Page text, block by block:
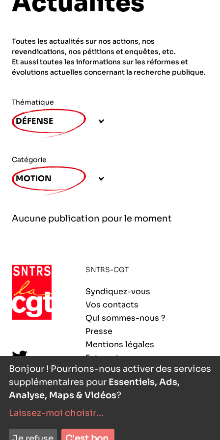
Fonction publique
Actions spécifiques
ORGANISMES
CNRS – Centre national de la recherche
scientifique
INRIA - Institut national de recherche en
INSERM – Institut national de la santé et de la
recherche médicale
développement
INED – Institut national d’études
démographiques
l’exploitation de la mer
AGENDA
PUBLICATIONS
ADHÉRER
Toutes les actualités sur nos actions, nos
revendications, nos pétitions et enquêtes, etc.
Et aussi toutes les informations sur les réformes et
évolutions actuelles concernant la recherche publique.
Thématique
DÉFENSE
Catégorie
MOTION
Aucune publication pour le moment
SNTRS-CGT
Syndiquez-vous
Vos contacts
Qui sommes-nous ?
Presse
Mentions légales
Extranet
- agence digitale
Bonjour ! Pourrions-nous activer des services
supplémentaires pour Essentiels, Ads,
Analyse, Maps & Vidéos?
Laissez-moi choisir...